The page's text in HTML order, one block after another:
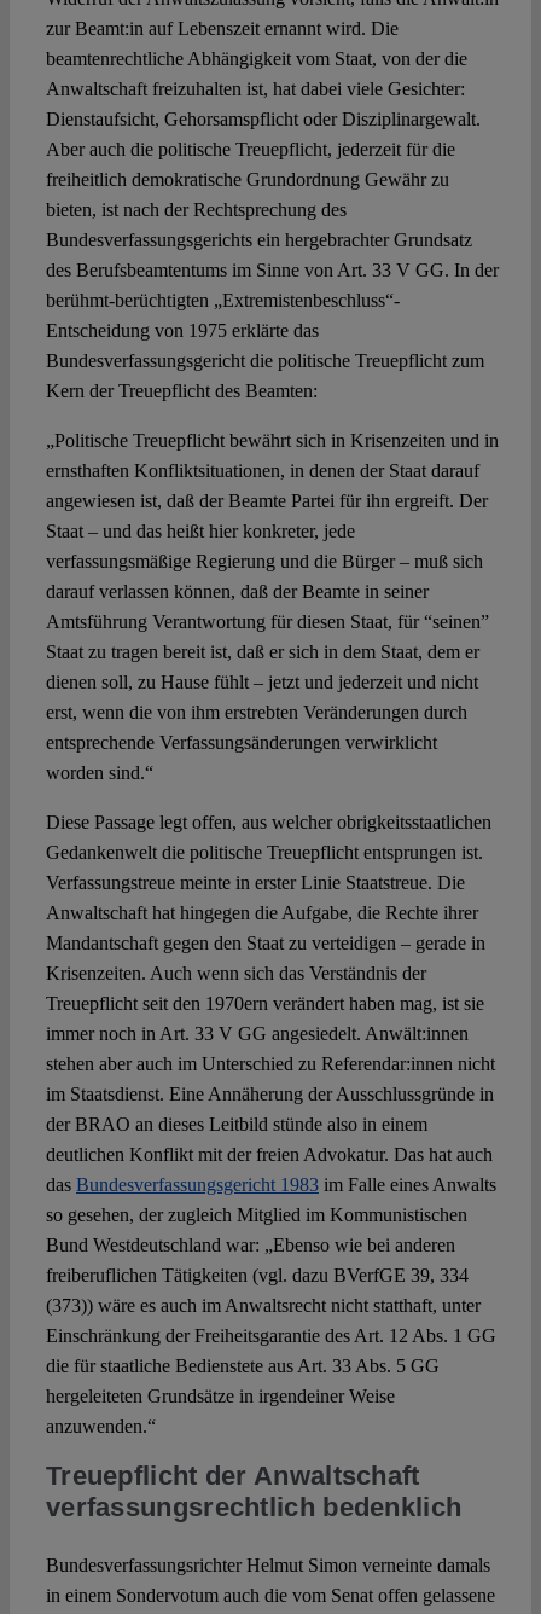
zur Beamt:in auf Lebenszeit ernannt wird. Die
beamtenrechtliche Abhängigkeit vom Staat, von der die
Anwaltschaft freizuhalten ist, hat dabei viele Gesichter:
Dienstaufsicht, Gehorsamspflicht oder Disziplinargewalt.
Aber auch die politische Treuepflicht, jederzeit für die
freiheitlich demokratische Grundordnung Gewähr zu
bieten, ist nach der Rechtsprechung des
Bundesverfassungsgerichts ein hergebrachter Grundsatz
des Berufsbeamtentums im Sinne von Art. 33 V GG. In der
berühmt-berüchtigten „Extremistenbeschluss“-
Entscheidung von 1975 erklärte das
Bundesverfassungsgericht die politische Treuepflicht zum
Kern der Treuepflicht des Beamten:
„Politische Treuepflicht bewährt sich in Krisenzeiten und in
ernsthaften Konfliktsituationen, in denen der Staat darauf
angewiesen ist, daß der Beamte Partei für ihn ergreift. Der
Staat – und das heißt hier konkreter, jede
verfassungsmäßige Regierung und die Bürger – muß sich
darauf verlassen können, daß der Beamte in seiner
Amtsführung Verantwortung für diesen Staat, für “seinen”
Staat zu tragen bereit ist, daß er sich in dem Staat, dem er
dienen soll, zu Hause fühlt – jetzt und jederzeit und nicht
erst, wenn die von ihm erstrebten Veränderungen durch
entsprechende Verfassungsänderungen verwirklicht
worden sind.“
Diese Passage legt offen, aus welcher obrigkeitsstaatlichen
Gedankenwelt die politische Treuepflicht entsprungen ist.
Verfassungstreue meinte in erster Linie Staatstreue. Die
Anwaltschaft hat hingegen die Aufgabe, die Rechte ihrer
Mandantschaft gegen den Staat zu verteidigen – gerade in
Krisenzeiten. Auch wenn sich das Verständnis der
Treuepflicht seit den 1970ern verändert haben mag, ist sie
immer noch in Art. 33 V GG angesiedelt. Anwält:innen
stehen aber auch im Unterschied zu Referendar:innen nicht
im Staatsdienst. Eine Annäherung der Ausschlussgründe in
der BRAO an dieses Leitbild stünde also in einem
deutlichen Konflikt mit der freien Advokatur. Das hat auch
das Bundesverfassungsgericht 1983im Falle eines Anwalts
so gesehen, der zugleich Mitglied im Kommunistischen
Bund Westdeutschland war: „Ebenso wie bei anderen
freiberuflichen Tätigkeiten (vgl. dazu BVerfGE 39, 334
(373)) wäre es auch im Anwaltsrecht nicht statthaft, unter
Einschränkung der Freiheitsgarantie des Art. 12 Abs. 1 GG
die für staatliche Bedienstete aus Art. 33 Abs. 5 GG
hergeleiteten Grundsätze in irgendeiner Weise
anzuwenden.“
Treuepflicht der Anwaltschaft
verfassungsrechtlich bedenklich
Bundesverfassungsrichter Helmut Simon verneinte damals
in einem Sondervotum auch die vom Senat offen gelassene